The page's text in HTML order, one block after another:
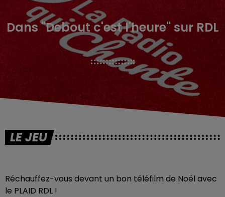
Dans "Debout c'est l'heure" sur RDL
LE JEU
Réchauffez-vous devant un bon téléfilm de Noël avec
le PLAID RDL !